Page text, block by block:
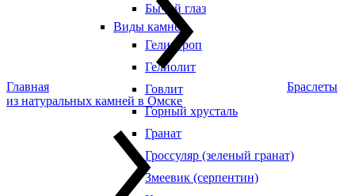
Бычий глаз
Виды камней
Гелиотроп
Гелиолит
Говлит
Горный хрусталь
Гранат
Гроссуляр (зеленый гранат)
Змеевик (серпентин)
Главная
Браслеты
из натуральных камней в Омске